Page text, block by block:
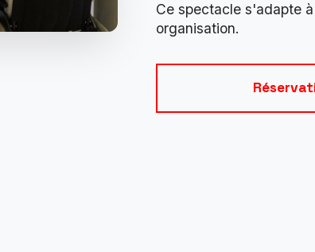
Ce spectacle s'adapte
organisation.